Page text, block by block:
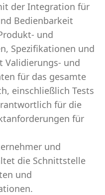
der Integration für
Bedienbarkeit
und
Spezifikationen und
Validierungs- und
für das gesamte
einschließlich Tests
für die
für
und
die Schnittstelle
und